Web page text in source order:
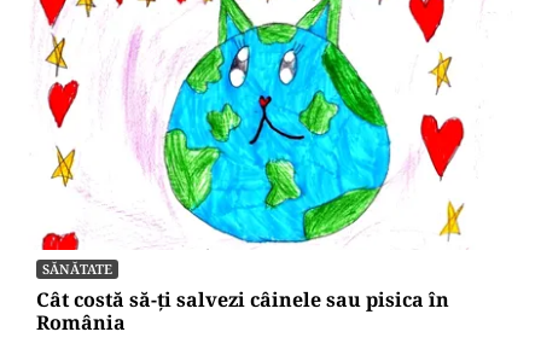
SĂNĂTATE
Cât costă să-ți salvezi câinele sau pisica în
România